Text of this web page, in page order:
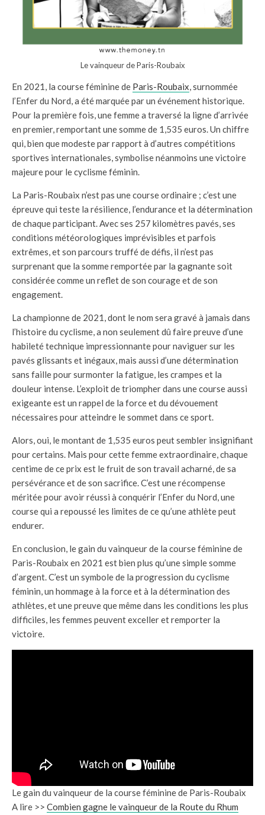
Le vainqueur de Paris-Roubaix
En 2021, la course féminine de Paris-Roubaix , surnommée
l’Enfer du Nord, a été marquée par un événement historique.
Pour la première fois, une femme a traversé la ligne d’arrivée
en premier, remportant une somme de 1,535 euros. Un chiffre
qui, bien que modeste par rapport à d’autres compétitions
sportives internationales, symbolise néanmoins une victoire
majeure pour le cyclisme féminin.
La Paris-Roubaix n’est pas une course ordinaire ; c’est une
épreuve qui teste la résilience, l’endurance et la détermination
de chaque participant. Avec ses 257 kilomètres pavés, ses
conditions météorologiques imprévisibles et parfois
extrêmes, et son parcours truffé de défis, il n’est pas
surprenant que la somme remportée par la gagnante soit
considérée comme un reflet de son courage et de son
engagement.
La championne de 2021, dont le nom sera gravé à jamais dans
l’histoire du cyclisme, a non seulement dû faire preuve d’une
habileté technique impressionnante pour naviguer sur les
pavés glissants et inégaux, mais aussi d’une détermination
sans faille pour surmonter la fatigue, les crampes et la
douleur intense. L’exploit de triompher dans une course aussi
exigeante est un rappel de la force et du dévouement
nécessaires pour atteindre le sommet dans ce sport.
Alors, oui, le montant de 1,535 euros peut sembler insignifiant
pour certains. Mais pour cette femme extraordinaire, chaque
centime de ce prix est le fruit de son travail acharné, de sa
persévérance et de son sacrifice. C’est une récompense
méritée pour avoir réussi à conquérir l’Enfer du Nord, une
course qui a repoussé les limites de ce qu’une athlète peut
endurer.
En conclusion, le gain du vainqueur de la course féminine de
Paris-Roubaix en 2021 est bien plus qu’une simple somme
d’argent. C’est un symbole de la progression du cyclisme
féminin, un hommage à la force et à la détermination des
athlètes, et une preuve que même dans les conditions les plus
difficiles, les femmes peuvent exceller et remporter la
victoire.
Le gain du vainqueur de la course féminine de Paris-Roubaix
A lire >> Combien gagne le vainqueur de la Route du Rhum